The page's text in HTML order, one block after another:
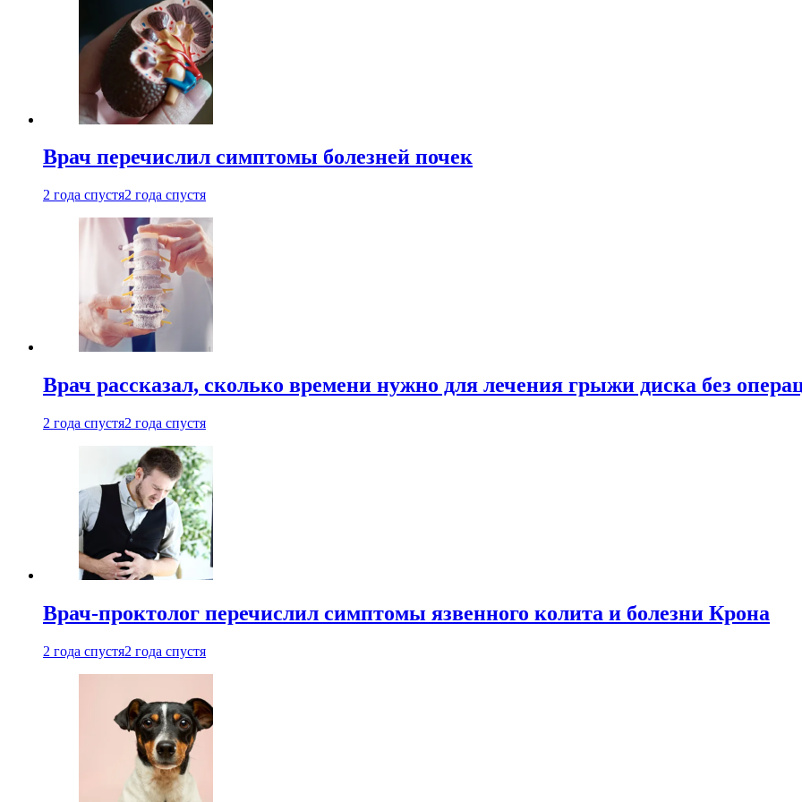
Врач перечислил симптомы болезней почек
2 года спустя2 года спустя
Врач рассказал, сколько времени нужно для лечения грыжи диска без
2 года спустя2 года спустя
Врач-проктолог перечислил симптомы язвенного колита и болезни Крона
2 года спустя2 года спустя